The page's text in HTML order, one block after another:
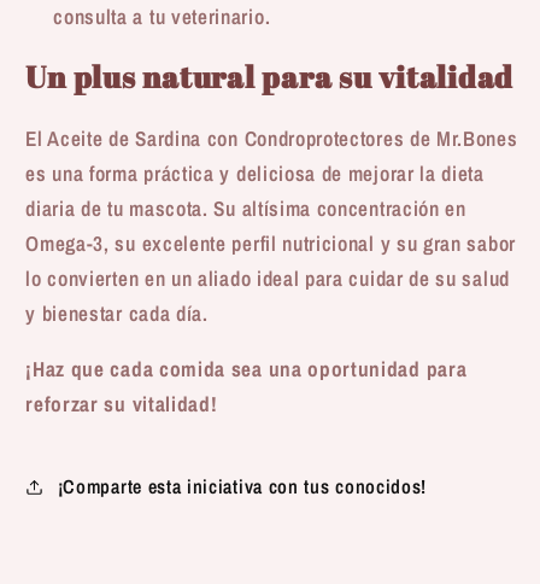
consulta a tu veterinario.
Un plus natural para su vitalidad
El Aceite de Sardina con Condroprotectores de Mr.Bones
es una forma práctica y deliciosa de mejorar la dieta
diaria de tu mascota. Su altísima concentración en
Omega-3, su excelente perfil nutricional y su gran sabor
lo convierten en un aliado ideal para cuidar de su salud
y bienestar cada día.
¡Haz que cada comida sea una oportunidad para
reforzar su vitalidad!
¡Comparte esta iniciativa con tus conocidos!